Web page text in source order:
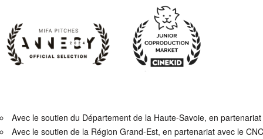
Avec le soutien du Département de la Haute-Savoie, en
Avec le soutien de la Région Grand-Est, en partenariat avec le CNC